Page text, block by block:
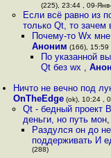
(225), 23:44 , 09-
Если всё равно из
только Qt, то зачем
Почему-то Wx
Аноним (166), 15:59
По указанной
Qt без wx ,
Ничто не вечно под
OnTheEdge (ok), 10:24 ,
Qt - бедный проект
деньги, но путь мон,
Раздулся он до
поддерживать И
(288)